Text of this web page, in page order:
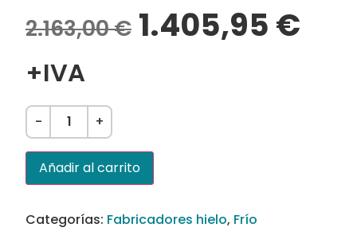
2.163,00€ 1.405,95 €
+IVA
- +
Añadir al carrito
Categorías: Fabricadores hielo, Frío